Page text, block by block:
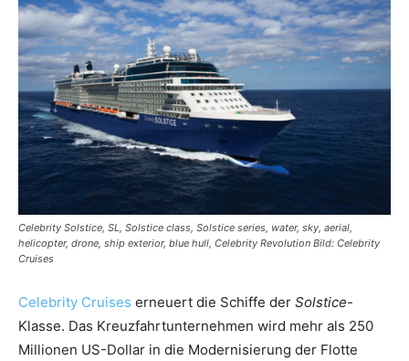
Reiseempfehlungen.
Celebrity Solstice, SL, Solstice class, Solstice series, water, sky, aerial,
helicopter, drone, ship exterior, blue hull, Celebrity Revolution Bild: Celebrity
Cruises
Celebrity Cruises erneuert die Schiffe der Solstice-
Klasse. Das Kreuzfahrtunternehmen wird mehr als 250
Millionen US-Dollar in die Modernisierung der Flotte